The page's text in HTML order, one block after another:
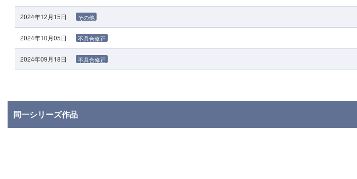
2024年12月15日 その他
2024年10月05日 不具合修正
2024年09月18日 不具合修正
同一シリーズ作品